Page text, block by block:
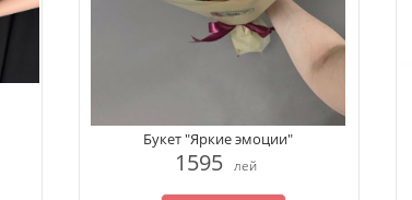
Букет "Яркие эмоции"
1595 лей